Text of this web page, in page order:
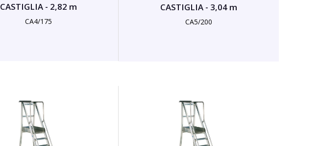
CASTIGLIA - 2,82 m
CA4/175
CASTIGLIA - 3,04 m
CA5/200